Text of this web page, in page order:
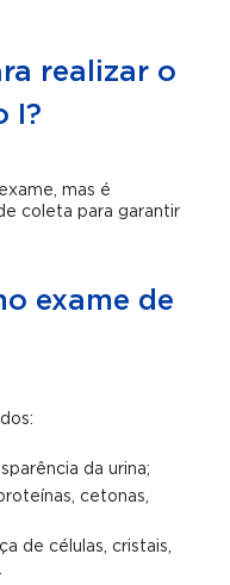
realizar o
I?
mas é
coleta para garantir
exame de
da urina;
cetonas,
de células, cristais,